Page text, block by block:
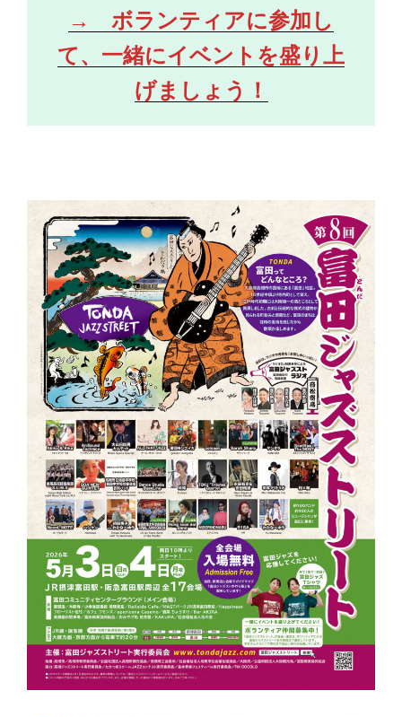
→ ボランティアに参加し
て、一緒にイベントを盛り上
げましょう！